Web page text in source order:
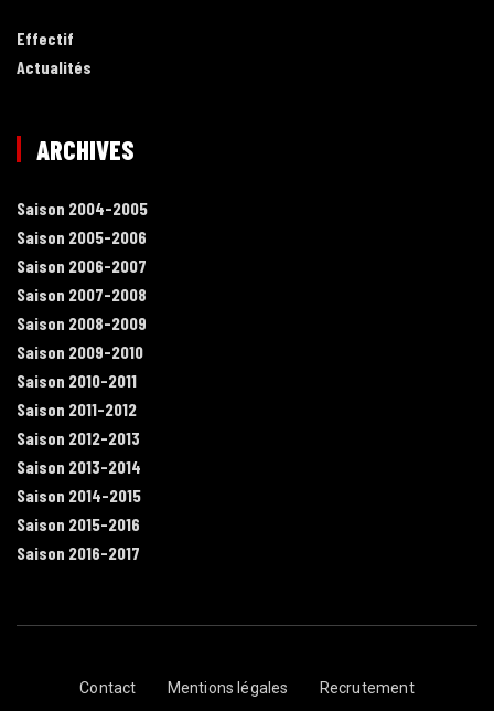
Effectif
Actualités
ARCHIVES
Saison 2004-2005
Saison 2005-2006
Saison 2006-2007
Saison 2007-2008
Saison 2008-2009
Saison 2009-2010
Saison 2010-2011
Saison 2011-2012
Saison 2012-2013
Saison 2013-2014
Saison 2014-2015
Saison 2015-2016
Saison 2016-2017
Contact Mentions légales
Recrutement